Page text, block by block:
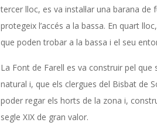
L
H
À
tercer lloc, es va instal·lar una barana
protegeix l’accés a la bassa. En quart
que poden trobar a la bassa i el seu
La Font de Farell es va construir pel que
natural i, que els clergues del Bisbat de
poder regar els horts de la zona i,
segle XIX de gran valor.